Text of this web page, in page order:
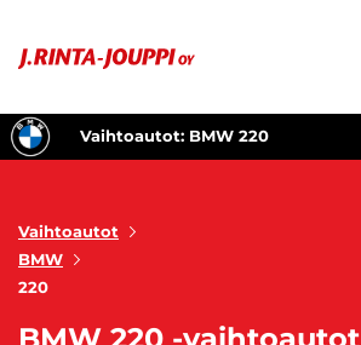
Vaihtoautot: BMW 220
Vaihtoautot
BMW
220
BMW 220 -vaihtoautot